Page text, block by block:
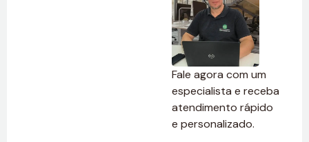
Fale agora com um
especialista e receba
atendimento rápido
e personalizado.